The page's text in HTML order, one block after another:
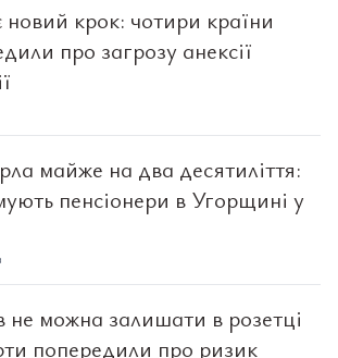
крок: чотири країни
про загрозу анексії
майже на два десятиліття:
пенсіонери в Угорщині у
не можна залишати в розетці
попередили про ризик